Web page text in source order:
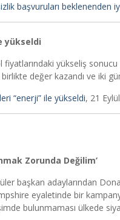
başvuruları beklenenden iyi
yükseldi
yükseliş
değer kazandı ve iki
“enerji” ile yükseldi, 21
Zorunda Değilim’
başkan adaylarından
eyaletinde bir
bulunmaması ülkede